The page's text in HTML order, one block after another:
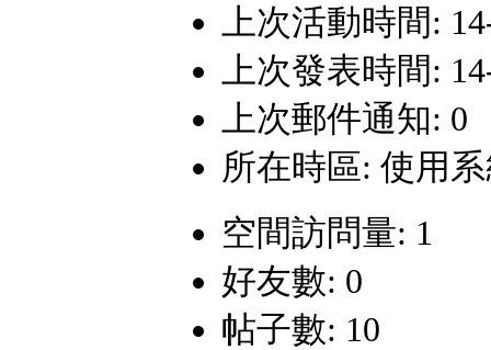
上次活動時間:
上次發表時間:
上次郵件通知: 0
所在時區: 使用
空間訪問量: 1
好友數: 0
帖子數: 10